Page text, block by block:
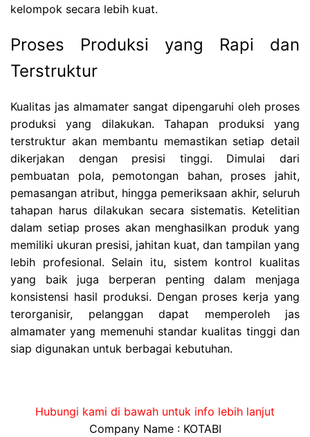
kelompok secara lebih kuat.
Proses Produksi yang Rapi dan
Terstruktur
Kualitas jas almamater sangat dipengaruhi oleh proses
produksi yang dilakukan. Tahapan produksi yang
terstruktur akan membantu memastikan setiap detail
dikerjakan dengan presisi tinggi. Dimulai dari
pembuatan pola, pemotongan bahan, proses jahit,
pemasangan atribut, hingga pemeriksaan akhir, seluruh
tahapan harus dilakukan secara sistematis. Ketelitian
dalam setiap proses akan menghasilkan produk yang
memiliki ukuran presisi, jahitan kuat, dan tampilan yang
lebih profesional. Selain itu, sistem kontrol kualitas
yang baik juga berperan penting dalam menjaga
konsistensi hasil produksi. Dengan proses kerja yang
terorganisir, pelanggan dapat memperoleh jas
almamater yang memenuhi standar kualitas tinggi dan
siap digunakan untuk berbagai kebutuhan.
Hubungi kami di bawah untuk info lebih lanjut
Company Name : KOTABI